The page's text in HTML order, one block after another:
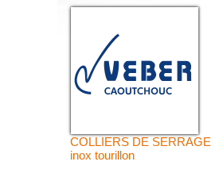
COLLIERS DE SERRAGE
inox tourillon